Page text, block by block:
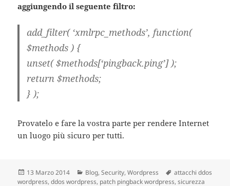
aggiungendo il seguente filtro:
add_filter( ‘xmlrpc_methods’, function(
$methods ) {
unset( $methods[‘pingback.ping’] );
return $methods;
} );
Provatelo e fare la vostra parte per rendere Internet
un luogo più sicuro per tutti.
Scritto
il
13 Marzo 2014 Categorie
Blog,Security,Wordpress Tag
attacchi ddos
wordpress,ddos wordpress, patch pingback wordpress,sicurezza